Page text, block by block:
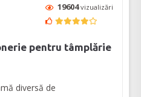
19604vizualizări
pentru tâmplărie
diversă de